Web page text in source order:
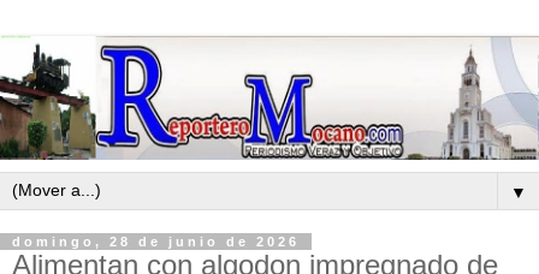
▼
domingo, 28 de junio de 2026
Alimentan con algodon impregnado de